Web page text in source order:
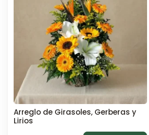
Arreglo de Girasoles, Gerberas y
Lirios